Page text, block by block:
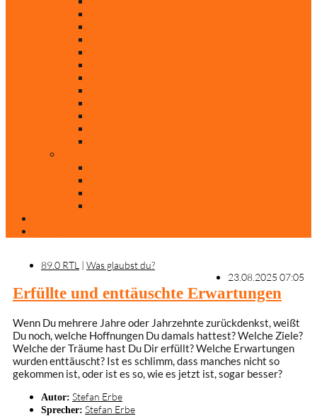
89.0 RTL | Was glaubst du?
23.08.2025 07:05
Erfüllte und enttäuschte Erwartungen
Wenn Du mehrere Jahre oder Jahrzehnte zurückdenkst, weißt
Du noch, welche Hoffnungen Du damals hattest? Welche Ziele?
Welche der Träume hast Du Dir erfüllt? Welche Erwartungen
wurden enttäuscht? Ist es schlimm, dass manches nicht so
gekommen ist, oder ist es so, wie es jetzt ist, sogar besser?
Autor: Stefan Erbe
Sprecher: Stefan Erbe